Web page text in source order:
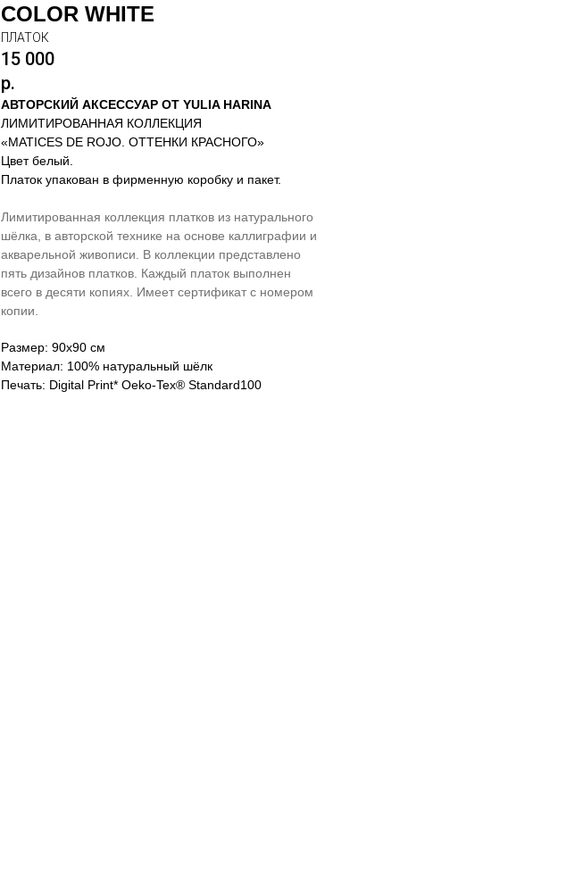
COLOR WHITE
ПЛАТОК
15 000
р.
АВТОРСКИЙ АКСЕССУАР ОТ YULIA HARINA
ЛИМИТИРОВАННАЯ КОЛЛЕКЦИЯ
«MATICES DE ROJO. ОТТЕНКИ КРАСНОГО»
Цвет белый.
Платок упакован в фирменную коробку и пакет.
Лимитированная коллекция платков из натурального
шёлка, в авторской технике на основе каллиграфии и
акварельной живописи. В коллекции представлено
пять дизайнов платков. Каждый платок выполнен
всего в десяти копиях. Имеет сертификат с номером
копии.
Размер: 90х90 см
Материал: 100% натуральный шёлк
Печать: Digital Print* Oeko-Tex® Standard100